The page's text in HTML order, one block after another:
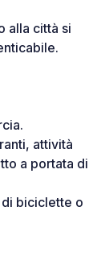
alla città si
attività
a portata di
biciclette o